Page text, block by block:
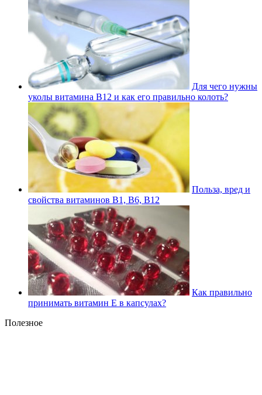
Для чего нужны
уколы витамина В12 и как его правильно колоть?
Польза, вред и
свойства витаминов В1, В6, В12
Как правильно
принимать витамин Е в капсулах?
Полезное